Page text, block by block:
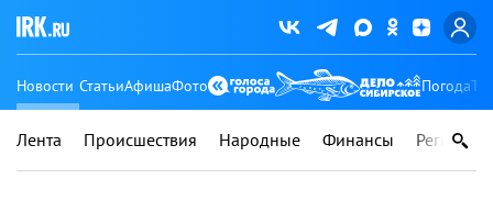
Новости СтатьиАфишаФото Погода
Лента Происшествия Народные Финансы Регионы